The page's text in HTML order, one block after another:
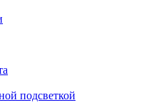
подсветкой